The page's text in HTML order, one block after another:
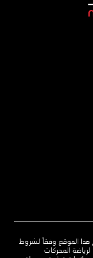
هذا الموقع وفقاً لشروط
المحركات